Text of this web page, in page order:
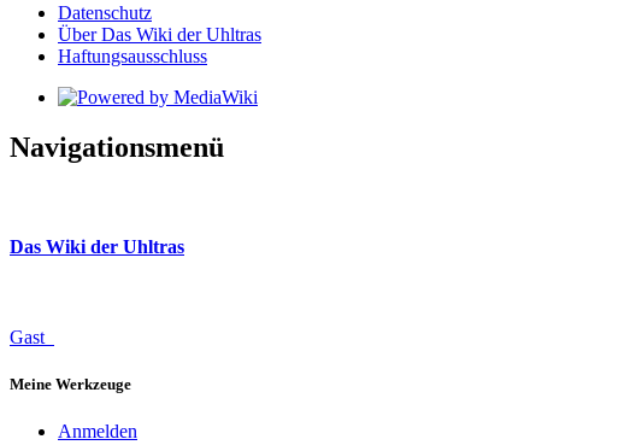
Datenschutz
Über Das Wiki der Uhltras
Haftungsausschluss
Navigationsmenü
Das Wiki der Uhltras
Gast
Meine Werkzeuge
Anmelden